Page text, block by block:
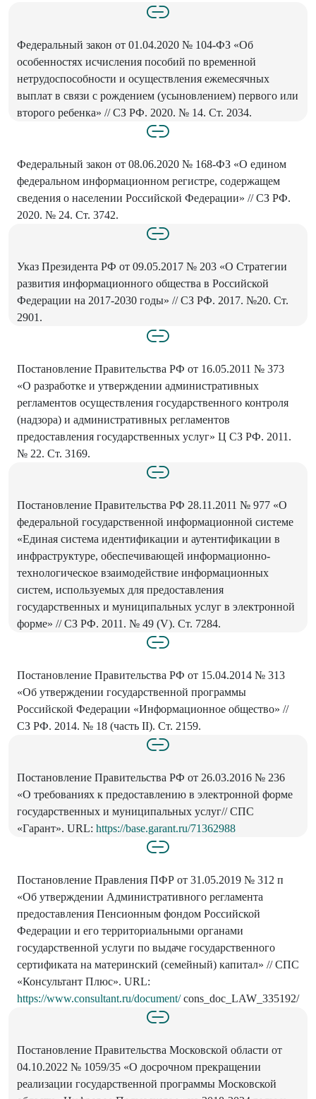
Федеральный закон от 01.04.2020 № 104-ФЗ «Об
особенностях исчисления пособий по временной
нетрудоспособности и осуществления ежемесячных
выплат в связи с рождением (усыновлением) первого или
второго ребенка» // СЗ РФ. 2020. № 14. Ст. 2034.
Федеральный закон от 08.06.2020 № 168-ФЗ «О едином
федеральном информационном регистре, содержащем
сведения о населении Российской Федерации» // СЗ РФ.
2020. № 24. Ст. 3742.
Указ Президента РФ от 09.05.2017 № 203 «О Стратегии
развития информационного общества в Российской
Федерации на 2017-2030 годы» // СЗ РФ. 2017. №20. Ст.
2901.
Постановление Правительства РФ от 16.05.2011 № 373
«О разработке и утверждении административных
регламентов осуществления государственного контроля
(надзора) и административных регламентов
предоставления государственных услуг» Ц СЗ РФ. 2011.
№ 22. Ст. 3169.
Постановление Правительства РФ 28.11.2011 № 977 «О
федеральной государственной информационной системе
«Единая система идентификации и аутентификации в
инфраструктуре, обеспечивающей информационно-
технологическое взаимодействие информационных
систем, используемых для предоставления
государственных и муниципальных услуг в электронной
форме» // СЗ РФ. 2011. № 49 (V). Ст. 7284.
Постановление Правительства РФ от 15.04.2014 № 313
«Об утверждении государственной программы
Российской Федерации «Информационное общество» //
СЗ РФ. 2014. № 18 (часть II). Ст. 2159.
Постановление Правительства РФ от 26.03.2016 № 236
«О требованиях к предоставлению в электронной форме
государственных и муниципальных услуг// СПС
«Гарант». URL: https://base.garant.ru/71362988
Постановление Правления ПФР от 31.05.2019 № 312 п
«Об утверждении Административного регламента
предоставления Пенсионным фондом Российской
Федерации и его территориальными органами
государственной услуги по выдаче государственного
сертификата на материнский (семейный) капитал» // СПС
«Консультант Плюс». URL:
https://www.consultant.ru/document/cons_doc_LAW_335192/
Постановление Правительства Московской области от
04.10.2022 № 1059/35 «О досрочном прекращении
реализации государственной программы Московской